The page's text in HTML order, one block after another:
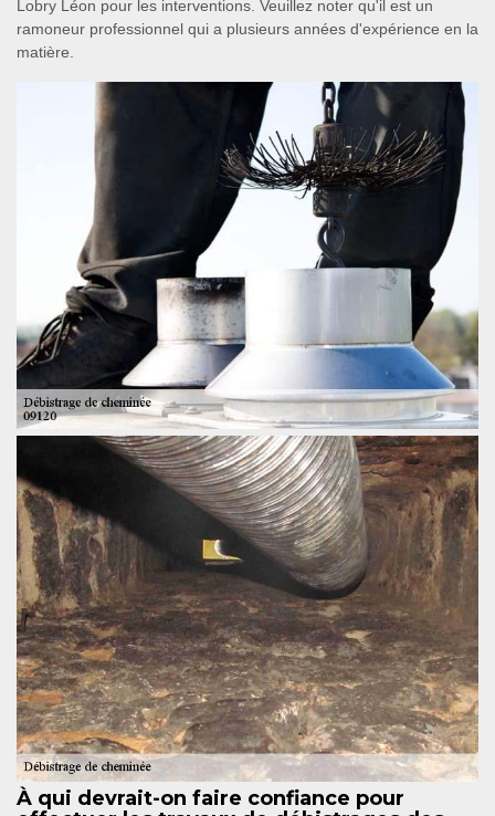
Lobry Léon pour les interventions. Veuillez noter qu'il est un
ramoneur professionnel qui a plusieurs années d'expérience en la
matière.
À qui devrait-on faire confiance pour